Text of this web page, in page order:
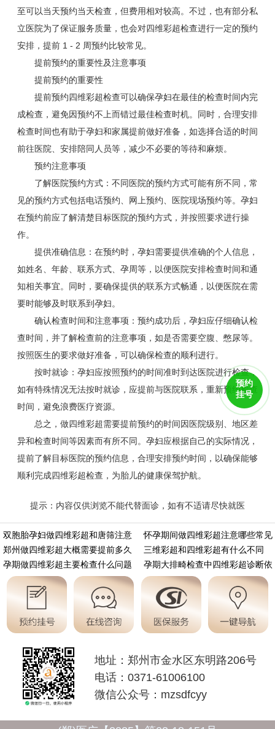
至可以当天预约当天检查，但费用相对较高。不过，也有部分私
立医院为了保证服务质量，也会对四维彩超检查进行一定的预约
安排，提前 1 - 2 周预约比较常见。
提前预约的重要性及注意事项
提前预约的重要性
提前预约四维彩超检查可以确保孕妇在最佳的检查时间内完
成检查，避免因预约不上而错过最佳检查时机。同时，合理安排
检查时间也有助于孕妇和家属提前做好准备，如选择合适的时间
前往医院、安排陪同人员等，减少不必要的等待和麻烦。
预约注意事项
了解医院预约方式：不同医院的预约方式可能有所不同，常
见的预约方式包括电话预约、网上预约、医院现场预约等。孕妇
在预约前应了解清楚目标医院的预约方式，并按照要求进行操
作。
提供准确信息：在预约时，孕妇需要提供准确的个人信息，
如姓名、年龄、联系方式、孕周等，以便医院安排检查时间和通
知相关事宜。同时，要确保提供的联系方式畅通，以便医院在需
要时能够及时联系到孕妇。
确认检查时间和注意事项：预约成功后，孕妇应仔细确认检
查时间，并了解检查前的注意事项，如是否需要空腹、憋尿等。
按照医生的要求做好准备，可以确保检查的顺利进行。
按时就诊：孕妇应按照预约的时间准时到达医院进行检查，
如有特殊情况无法按时就诊，应提前与医院联系，重新预约检查
时间，避免浪费医疗资源。
总之，做四维彩超需要提前预约的时间因医院级别、地区差
异和检查时间等因素而有所不同。孕妇应根据自己的实际情况，
提前了解目标医院的预约信息，合理安排预约时间，以确保能够
顺利完成四维彩超检查，为胎儿的健康保驾护航。
提示：内容仅供浏览不能代替面诊，如有不适请尽快就医
双胞胎孕妇做四维彩超和唐筛注意
怀孕期间做四维彩超注意哪些常见
郑州做四维彩超大概需要提前多久
三维彩超和四维彩超有什么不同
孕期做四维彩超主要检查什么问题
孕期大排畸检查中四维彩超诊断依
预约
挂号
地址：郑州市金水区东明路206号
电话：0371-61006100
微信公众号：mzsdfcyy